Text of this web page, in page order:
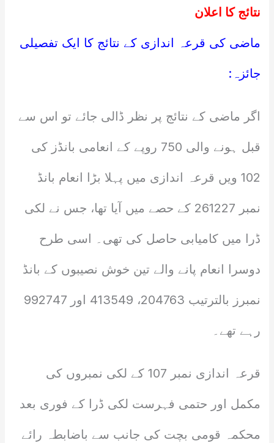
نتائج کا اعلان
ماضی کی قرعہ اندازی کے نتائج کا ایک تفصیلی
جائزہ:
اگر ماضی کے نتائج پر نظر ڈالی جائے تو اس سے
قبل ہونے والی 750 روپے کے انعامی بانڈز کی
102 ویں قرعہ اندازی میں پہلا بڑا انعام بانڈ
نمبر 261227 کے حصے میں آیا تھا، جس نے لکی
ڈرا میں کامیابی حاصل کی تھی۔ اسی طرح
دوسرا انعام پانے والے تین خوش نصیبوں کے بانڈ
نمبرز بالترتیب 204763، 413549 اور 992747
رہے تھے۔
قرعہ اندازی نمبر 107 کے لکی نمبروں کی
مکمل اور حتمی فہرست لکی ڈرا کے فوری بعد
محکمہ قومی بچت کی جانب سے باضابطہ رائے